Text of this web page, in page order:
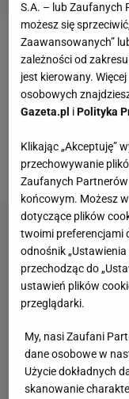
Real przegrał
Mistrzów.
rzut karny
Gianluigi Buffon
czerwoną kartkę
było i po meczu.
S.A. – lub Zaufanych
możesz się
Zaawansowanych”
zależności od
jest kierowany.
osobowych
Gazeta.pl iPolityka
Klikając „Akceptuję”
przechowywanie
Zaufanych
końcowym. Możesz
dotyczące plików
twoimi preferencjami
odnośnik
przechodząc do
ustawień plików
przeglądarki.
My, nasi Zaufani
dane osobowe w
Użycie dokładnych
skanowanie